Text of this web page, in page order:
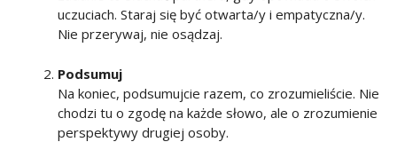
uczuciach. Staraj się być otwarta/y i empatyczna/y.
Nie przerywaj, nie osądzaj.
Podsumuj
Na koniec, podsumujcie razem, co zrozumieliście. Nie
chodzi tu o zgodę na każde słowo, ale o zrozumienie
perspektywy drugiej osoby.